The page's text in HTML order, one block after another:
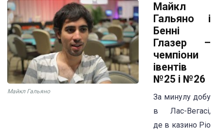
Майкл Гальяно
Майкл
Гальяно і
Бенні
Глазер –
чемпіони
івентів
№25 і №26
За минулу добу
в Лас-Вегасі,
де в казино Ріо